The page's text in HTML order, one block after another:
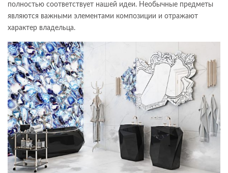
полностью соответствует нашей идеи. Необычные предметы
являются важными элементами композиции и отражают
характер владельца.